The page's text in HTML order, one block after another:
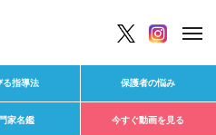
る指導法 保護者の悩み
家名鑑 今すぐ動画を見る